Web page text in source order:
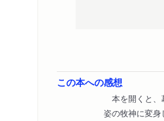
この本への感想
本を開くと、
姿の牧神に変身